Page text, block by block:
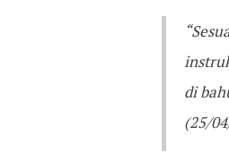
di
(25/